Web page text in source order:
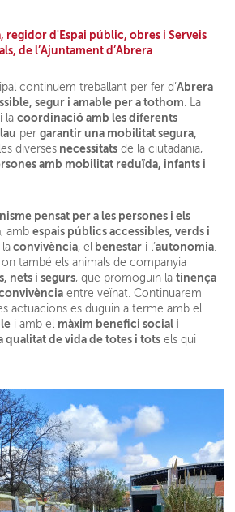
regidor d'Espai públic, obres i Serveis
de l’Ajuntament d’Abrera
continuem treballant per fer d’Abrera
segur i amable per a tothom. La
i lacoordinació amb les diferents
pergarantir una mobilitat segura,
diverses necessitats de la ciutadania,
amb mobilitat reduïda, infants i
pensat per a les persones i els
, ambespais públics accessibles, verds i
convivència, el benestar i l’autonomia.
també els animals de companyia
nets i segurs, que promoguin latinença
entre veïnat. Continuarem
actuacions es duguin a terme amb el
i amb el màxim benefici social i
qualitat de vida de totes i tots els qui